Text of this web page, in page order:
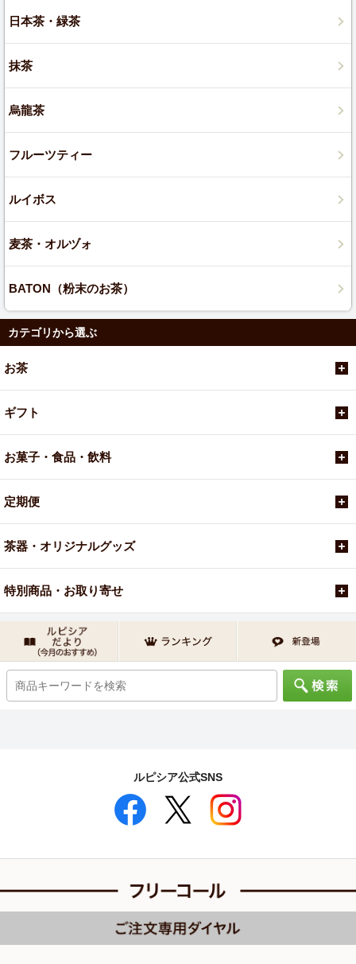
日本茶・緑茶
抹茶
烏龍茶
フルーツティー
ルイボス
麦茶・オルヅォ
BATON（粉末のお茶）
カテゴリから選ぶ
お茶
ギフト
お菓子・食品・飲料
定期便
茶器・オリジナルグッズ
特別商品・お取り寄せ
ルピシア公式SNS